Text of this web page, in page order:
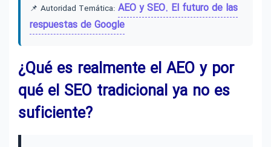
📌 Autoridad Temática: AEO y SEO. El futuro de las
respuestas de Google
¿Qué es realmente el AEO y por
qué el SEO tradicional ya no es
suficiente?